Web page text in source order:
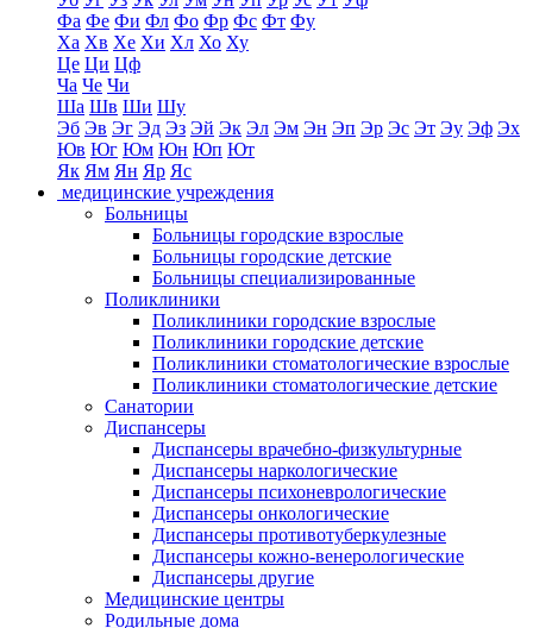
Фа Фе Фи Фл Фо Фр Фс Фт Фу
Ха Хв Хе Хи Хл Хо Ху
Це Ци Цф
Ча Че Чи
Ша Шв Ши Шу
Эб Эв Эг Эд Эз Эй Эк Эл Эм Эн Эп Эр Эс Эт Эу Эф Эх
Юв Юг Юм Юн Юп Ют
Як Ям Ян Яр Яс
медицинские учреждения
Больницы
Больницы городские взрослые
Больницы городские детские
Больницы специализированные
Поликлиники
Поликлиники городские взрослые
Поликлиники городские детские
Поликлиники стоматологические взрослые
Поликлиники стоматологические детские
Санатории
Диспансеры
Диспансеры врачебно-физкультурные
Диспансеры наркологические
Диспансеры психоневрологические
Диспансеры онкологические
Диспансеры противотуберкулезные
Диспансеры кожно-венерологические
Диспансеры другие
Медицинские центры
Родильные дома